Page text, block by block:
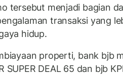
tersebut menjadi bagian
transaksi yang
hidup.
properti, bank bjb
SUPER DEAL 65 dan bjb